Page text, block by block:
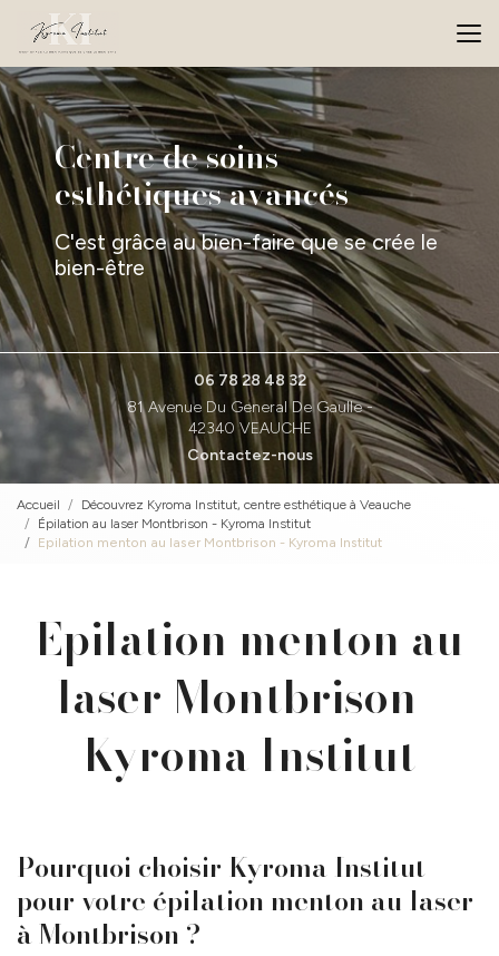
contenu
principal
Centre de soins
esthétiques avancés
C'est grâce au bien-faire que se crée le
bien-être
06 78 28 48 32
81 Avenue Du General De Gaulle -
42340 VEAUCHE
Contactez-nous
Accueil
Découvrez Kyroma Institut, centre esthétique à Veauche
Épilation au laser Montbrison - Kyroma Institut
Epilation menton au laser Montbrison - Kyroma Institut
Epilation menton au
laser Montbrison -
Kyroma Institut
Pourquoi choisir Kyroma Institut
pour votre épilation menton au laser
à Montbrison ?